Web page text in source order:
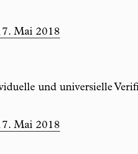
Mai 2018
und universielle
Mai 2018